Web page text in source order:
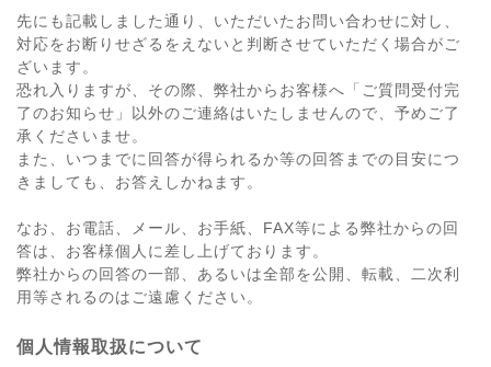
先にも記載しました通り、いただいたお問い合わせに対し、
対応をお断りせざるをえないと判断させていただく場合がご
ざいます。
恐れ入りますが、その際、弊社からお客様へ「ご質問受付完
了のお知らせ」以外のご連絡はいたしませんので、予めご了
承くださいませ。
また、いつまでに回答が得られるか等の回答までの目安につ
きましても、お答えしかねます。
なお、お電話、メール、お手紙、FAX等による弊社からの回
答は、お客様個人に差し上げております。
弊社からの回答の一部、あるいは全部を公開、転載、二次利
用等されるのはご遠慮ください。
個人情報取扱について